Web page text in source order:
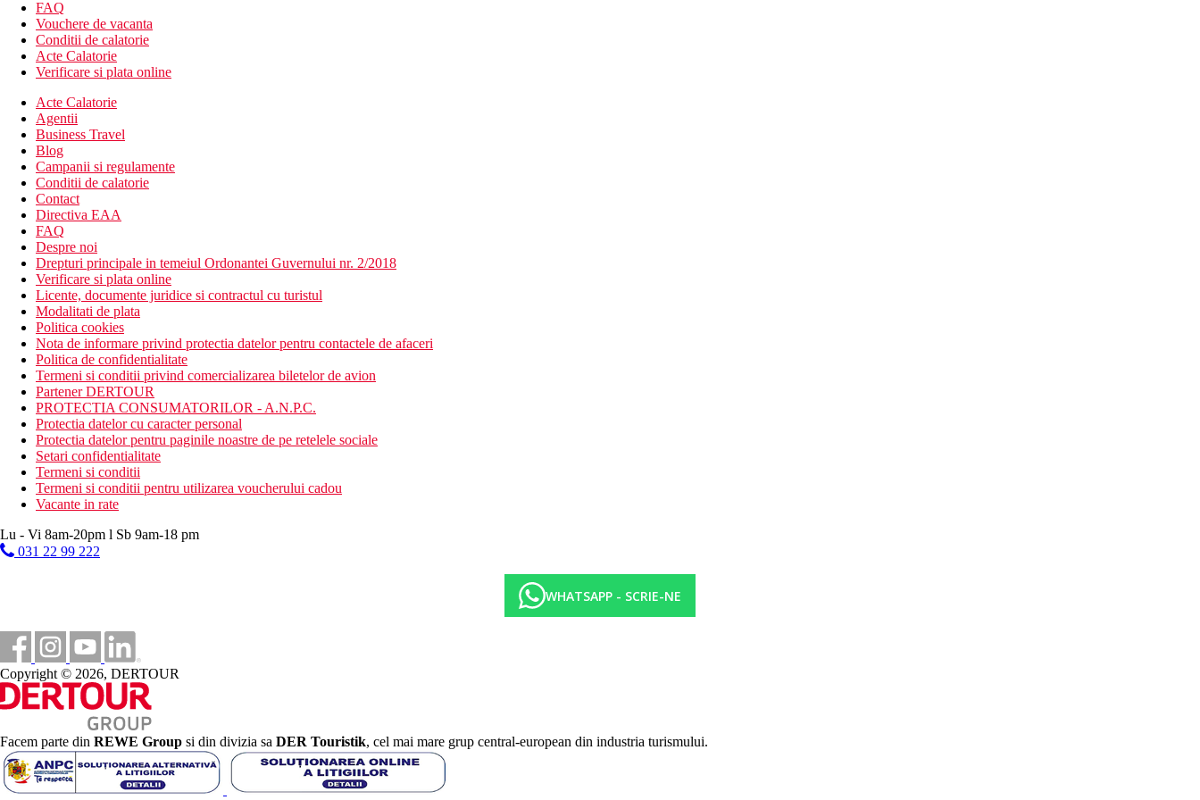
Hotelul ofera:
hol de intrare cu receptie
restaurant principal
bar langa piscina
piscina (sezlonguri, umbrele si prosoape gratuite)
Wi-Fi (gratuit)
restaurant cu service
conexiune la internet (gratuita)
Descrierea plajei
plaja cu nisip premiata cu Steagul Albastru
sezlonguri, umbrele si prosoape (gratuite in baza unei consumatii de minim 3 eur/persoana din meniul barului de la plaja)
Activitati sportive gratuite
inchiriere de biciclete
fitness
Activitati contra cost
centru SPA
salon de infrumusetare
sauna
aburi
masaje
sporturi acvatice pe plaja
Mese
Demipensiune:
mic dejun si cina tip bufet
Pensiune completa:
mic dejun si cina tip bufet, pranz servit (la alegere din meniu)
Categoria oficiala
5 stele
Nota
In Grecia, trebuie sa platiti taxa turistica in functie de categoria hotelului. Taxa nu este inclusa in pretul turului si trebuie platita de catre client direct la receptia hotelului.
Incepand cu 2025, in Grecia exista obligatia de a plati taxa climatica in functie de categoria de hotel. Taxa nu este inclusa in tariful ofertei si va fi achitata de catre client la receptia hotelului. Noile taxe de
statiune in Grecia sunt (Aprilie – Octombrie): 15.00 €. Tarifele afisate sunt pe camera/noapte.
Distanţe
100 m
Centrul orasului
90 km
Distanta de cel mai apropiat aeroport
FAQ
Vouchere de vacanta
Conditii de calatorie
Acte Calatorie
Verificare si plata online
Acte Calatorie
Agentii
Business Travel
Blog
Campanii si regulamente
Conditii de calatorie
Contact
Directiva EAA
FAQ
Despre noi
Drepturi principale in temeiul Ordonantei Guvernului nr. 2/2018
Verificare si plata online
Licente, documente juridice si contractul cu turistul
Modalitati de plata
Politica cookies
Nota de informare privind protectia datelor pentru contactele de afaceri
Politica de confidentialitate
Termeni si conditii privind comercializarea biletelor de avion
Partener DERTOUR
PROTECTIA CONSUMATORILOR - A.N.P.C.
Protectia datelor cu caracter personal
Protectia datelor pentru paginile noastre de pe retelele sociale
Setari confidentialitate
Termeni si conditii
Termeni si conditii pentru utilizarea voucherului cadou
Vacante in rate
Lu - Vi 8am-20pm l Sb 9am-18 pm
031 22 99 222
WHATSAPP - SCRIE-NE
Copyright © 2026, DERTOUR
Facem parte din REWE Group si din divizia sa DER Touristik, cel mai mare grup central-european din industria turismului.